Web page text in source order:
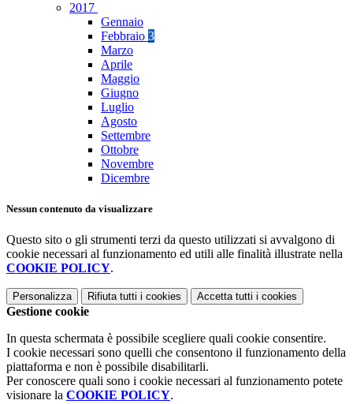
2017
Gennaio
Febbraio 3
Marzo
Aprile
Maggio
Giugno
Luglio
Agosto
Settembre
Ottobre
Novembre
Dicembre
Nessun contenuto da visualizzare
Questo sito o gli strumenti terzi da questo utilizzati si avvalgono di
cookie necessari al funzionamento ed utili alle finalità illustrate nella
COOKIE POLICY.
Personalizza Rifiuta tutti i cookies Accetta tutti i cookies
Gestione cookie
In questa schermata è possibile scegliere quali cookie consentire.
I cookie necessari sono quelli che consentono il funzionamento della
piattaforma e non è possibile disabilitarli.
Per conoscere quali sono i cookie necessari al funzionamento potete
visionare la COOKIE POLICY.